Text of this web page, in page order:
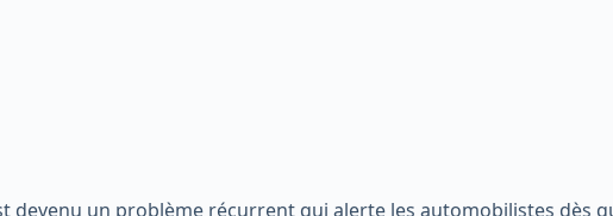
un problème récurrent qui alerte les automobilistes dès